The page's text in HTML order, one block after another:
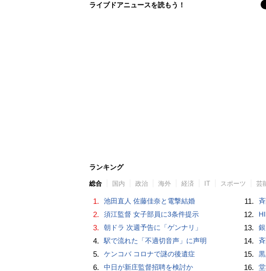
ライブドアニュースを読もう！
ランキング
総合 国内 政治 海外 経済 IT スポーツ 芸
1. 池田直人 佐藤佳奈と電撃結婚
2. 須江監督 女子部員に3条件提示
3. 朝ドラ 次週予告に「ゲンナリ」
4. 駅で流れた「不適切音声」に声明
5. ケンコバ コロナで謎の後遺症
6. 中日が新庄監督招聘を検討か
11.
12.
13.
14.
15.
16.